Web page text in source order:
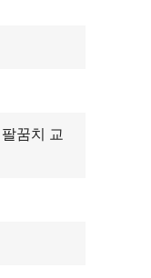
꿈치 교